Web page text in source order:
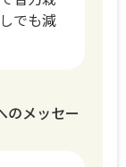
でも減
のメッセー